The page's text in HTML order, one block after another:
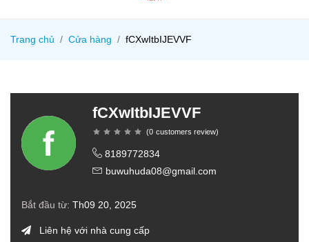
Trang chủ Cửa hàng fCXwItbIJEVVF
fCXwItbIJEVVF
(0 customers review)
8189772834
buwuhuda08@gmail.com
Bắt đầu từ: Th09 20, 2025
Liên hệ với nhà cung cấp